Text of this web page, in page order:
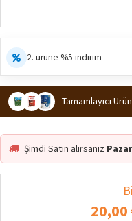
2. ürüne %5 indirim
En Çok Ziyaret Edilen 3.
En Çok Satan 1. Ürün
Tamamlayıcı
Şimdi Satın alırsanız
20,00